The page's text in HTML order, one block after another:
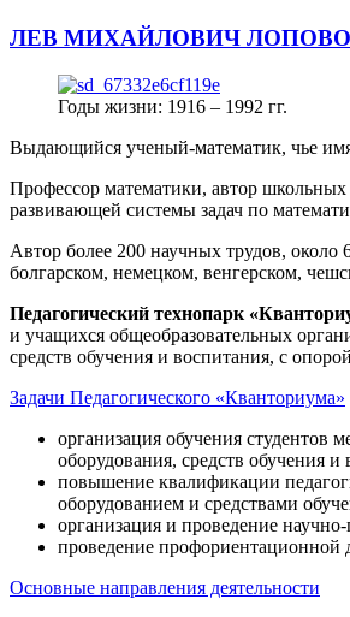
ЛЕВ МИХАЙЛОВИЧ
Годы жизни: 1916 – 1992 гг.
Выдающийся ученый-математик, чье
Профессор математики, автор школьных
развивающей системы задач по
Автор более 200 научных трудов,
болгарском, немецком, венгерском,
Педагогический технопарк
и учащихся общеобразовательных
средств обучения и воспитания, с
Задачи Педагогического «Кванториума»
организация обучения студентов
оборудования, средств обучения и
повышение квалификации
оборудованием и средствами
организация и проведение
проведение профориентационной
Основные направления деятельности